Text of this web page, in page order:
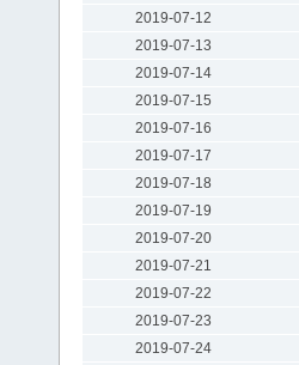
2019-07-12
2019-07-13
2019-07-14
2019-07-15
2019-07-16
2019-07-17
2019-07-18
2019-07-19
2019-07-20
2019-07-21
2019-07-22
2019-07-23
2019-07-24